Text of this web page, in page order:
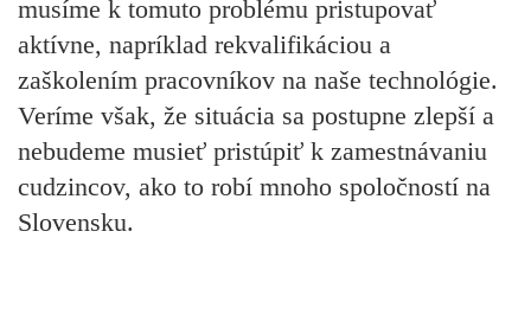
musíme k tomuto problému pristupovať
aktívne, napríklad rekvalifikáciou a
zaškolením pracovníkov na naše technológie.
Veríme však, že situácia sa postupne zlepší a
nebudeme musieť pristúpiť k zamestnávaniu
cudzincov, ako to robí mnoho spoločností na
Slovensku.